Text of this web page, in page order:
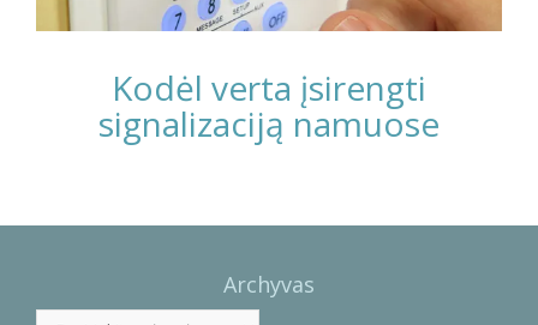
Kodėl verta įsirengti
signalizaciją namuose
Navigation
Archyvas